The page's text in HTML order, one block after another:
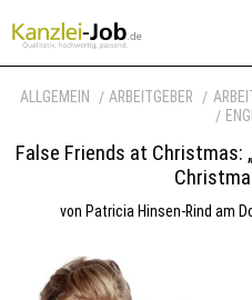
ALLGEMEIN ARBEITGEBER
False Friends at Christmas:
von Patricia Hinsen-Rind am